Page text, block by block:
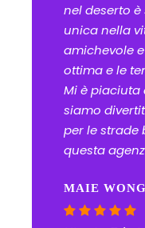
nel deserto è
unica nella
amichevole
ottima e le
Mi è piaciuta
siamo
per le strade
questa
MAIE WONG